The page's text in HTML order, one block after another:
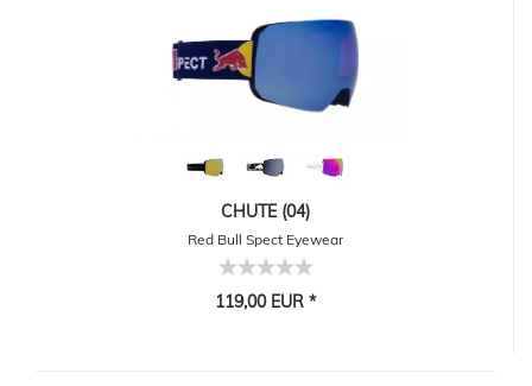
CHUTE (04)
Red Bull Spect Eyewear
119,00 EUR *